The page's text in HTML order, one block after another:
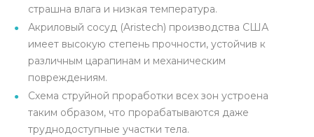
страшна влага и низкая температура.
Акриловый сосуд (Aristech) производства США
имеет высокую степень прочности, устойчив к
различным царапинам и механическим
повреждениям.
Схема струйной проработки всех зон устроена
таким образом, что прорабатываются даже
труднодоступные участки тела.